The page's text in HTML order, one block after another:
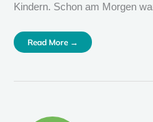
Kindern. Schon am Morgen
Read More →